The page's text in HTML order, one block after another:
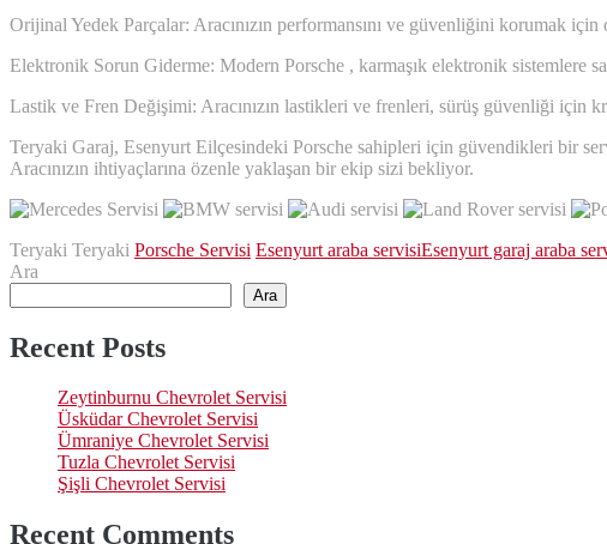
Orijinal Yedek Parçalar: Aracınızın performansını ve güvenliğini korumak
Elektronik Sorun Giderme: Modern Porsche , karmaşık elektronik sistemlere
Lastik ve Fren Değişimi: Aracınızın lastikleri ve frenleri, sürüş güvenliği için
Teryaki Garaj, Esenyurt Eilçesindeki Porsche sahipleri için güvendikleri bir
Aracınızın ihtiyaçlarına özenle yaklaşan bir ekip sizi bekliyor.
Teryaki Teryaki Porsche Servisi Esenyurt araba servisiEsenyurt garaj araba
Ara
Ara
Recent Posts
Zeytinburnu Chevrolet Servisi
Üsküdar Chevrolet Servisi
Ümraniye Chevrolet Servisi
Tuzla Chevrolet Servisi
Şişli Chevrolet Servisi
Recent Comments